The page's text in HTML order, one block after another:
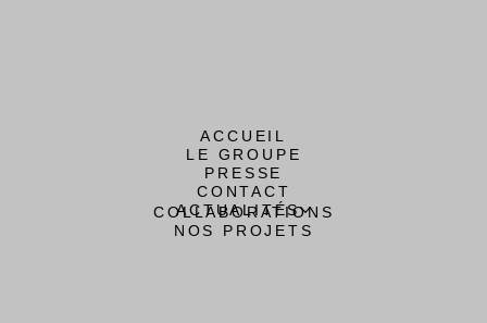
ACCUEIL
LE GROUPE
PRESSE
CONTACT
ACTUALITÉS
COLLABORATIONS
NOS PROJETS